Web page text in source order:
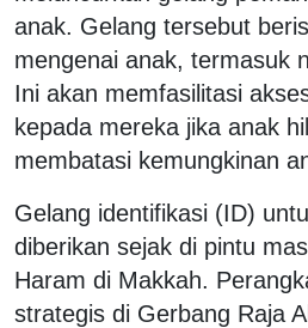
anak. Gelang tersebut
mengenai anak, termasuk
Ini akan memfasilitasi
kepada mereka jika anak
membatasi kemungkinan
Gelang identifikasi (ID)
diberikan sejak di pintu
Haram di Makkah.
strategis di Gerbang Raja